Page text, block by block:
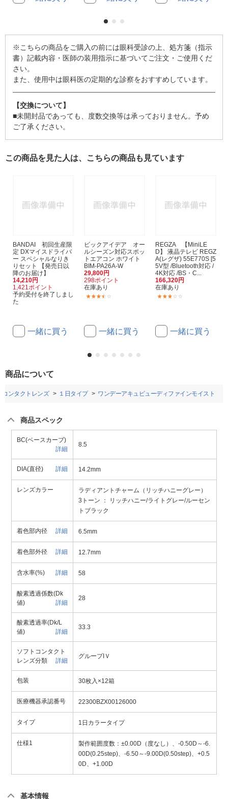
※こちらの商品をご購入の前には眼科受診の上、処方箋（指示
書）記載内容・医師の装用指示に基づいてご注文・ご使用くだ
さい。
また、使用中は眼科医の定期的な診察をおすすめしています。
【交換について】
■未開封品であっても、度数交換等は承っておりません。予め
ご了承ください。
この商品を見た人は、こちらの商品も見ています
BANDAI 初回生産限
定 DXマイスドライバ
ー スペシャルなりき
りセット 【発売日以
降のお届け】
14,210円
1,421ポイント
予約受付を終了しまし
た
一緒に買う
ビックアイデア オー
ルシーズン対応スポッ
トエアコン ホワイト
BIM-PA26A-W
29,800円
298ポイント
在庫あり
一緒に買う
REGZA 【MiniLE
D】 液晶テレビ REGZ
A(レグザ) 55E770S [5
5V型 /Bluetooth対応 /
4K対応 /BS・C...
166,320円
在庫あり
一緒に買う
商品について
コンタクトレンズ １日タイプ ワンデーアキュビューディファインモイスト
商品スペック
BC(ベースカーブ)
詳細
8.5
DIA(直径) 詳細 14.2mm
レンズカラー
ラディアントチャーム（リッチハニーグレー）
3トーン ： リッチハニー/ライトグレー/ルーセン
トブラック
着色部内径 詳細 6.5mm
着色部外径 詳細 12.7mm
含水率(%) 詳細 58
酸素透過係数(Dk
値)
詳細
28
酸素透過率(Dk/L
値)
詳細
33.3
ソフトコンタクト
レンズ分類
詳細
グループIＶ
包装 30枚入×12箱
医療機器承認番号 22300BZX00126000
タイプ 1日カラータイプ
仕様1
製作範囲度数：±0.00D（度なし）、-0.50D～-6.
00D(0.25step)、-6.50～-9.00D(0.50step)、+0.5
0D、+1.00D
基本情報